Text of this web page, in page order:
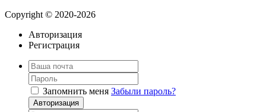
Copyright © 2020-2026
Авторизация
Регистрация
Запомнить меня Забыли пароль?
Авторизация